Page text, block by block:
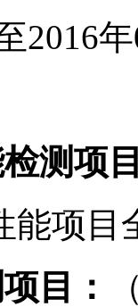
2016
测项
项目
目：